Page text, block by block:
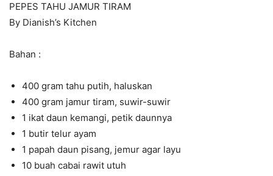
PEPES TAHU JAMUR TIRAM
By Dianish’s Kitchen
Bahan :
400 gram tahu putih, haluskan
400 gram jamur tiram, suwir-suwir
1 ikat daun kemangi, petik daunnya
1 butir telur ayam
1 papah daun pisang, jemur agar layu
10 buah cabai rawit utuh